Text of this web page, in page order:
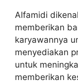
Alfamidi
memberikan
karyawannya
menyediakan
untuk
memberikan